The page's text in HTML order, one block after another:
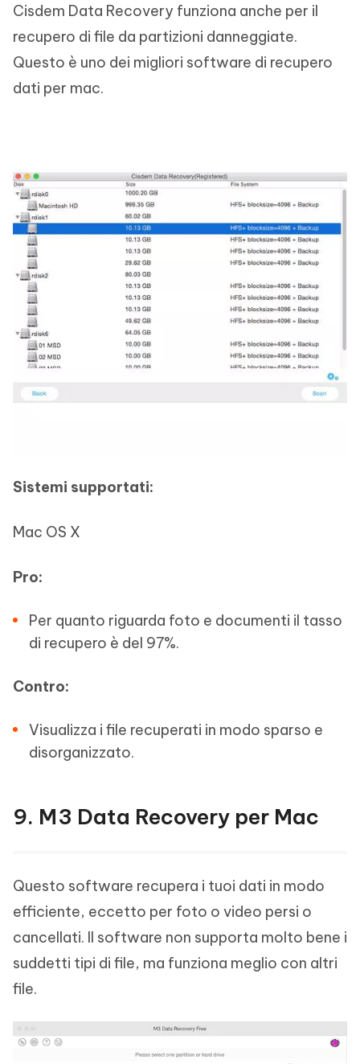
Cisdem Data Recovery funziona anche per il
recupero di file da partizioni danneggiate.
Questo è uno dei migliori software di recupero
dati per mac.
Sistemi supportati:
Mac OS X
Pro:
Per quanto riguarda foto e documenti il tasso
di recupero è del 97%.
Contro:
Visualizza i file recuperati in modo sparso e
disorganizzato.
9. M3 Data Recovery per Mac
Questo software recupera i tuoi dati in modo
efficiente, eccetto per foto o video persi o
cancellati. Il software non supporta molto bene i
suddetti tipi di file, ma funziona meglio con altri
file.